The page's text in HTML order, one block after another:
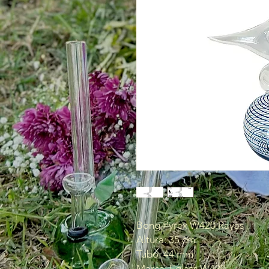
Bong Pyrex W420 Rayas
Altura: 35 cm
Tubo: 44 mm